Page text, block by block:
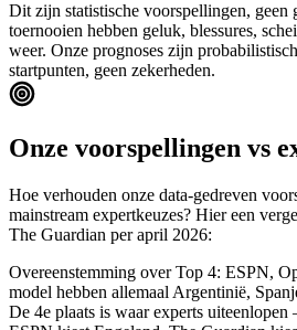
Dit zijn statistische voorspellingen, geen
toernooien hebben geluk, blessures,
weer. Onze prognoses zijn
startpunten, geen zekerheden.
Onze voorspellingen vs
Hoe verhouden onze data-gedreven
mainstream expertkeuzes? Hier een
The Guardian per april 2026:
Overeenstemming over Top 4: ESPN,
model hebben allemaal Argentinië,
De 4e plaats is waar experts